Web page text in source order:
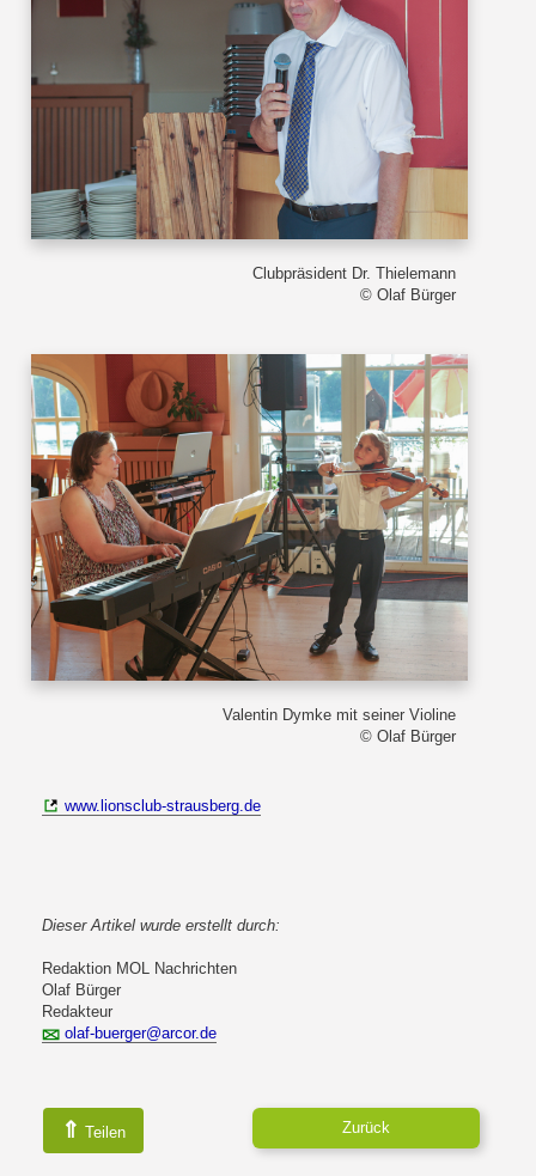
Clubpräsident Dr. Thielemann
© Olaf Bürger
Valentin Dymke mit seiner Violine
© Olaf Bürger
www.lionsclub-strausberg.de
Dieser Artikel wurde erstellt durch:
Redaktion MOL Nachrichten
Olaf Bürger
Redakteur
olaf-buerger@arcor.de
⇑ Teilen Zurück